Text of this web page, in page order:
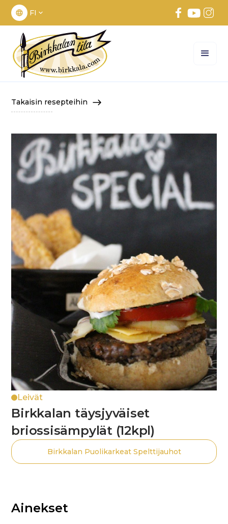
FI
Takaisin resepteihin
Leivät
Birkkalan täysjyväiset
briossisämpylät (12kpl)
Birkkalan Puolikarkeat Spelttijauhot
Ainekset